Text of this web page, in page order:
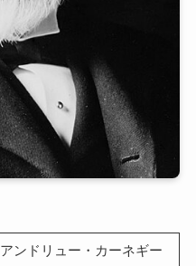
アンドリュー・カーネギー